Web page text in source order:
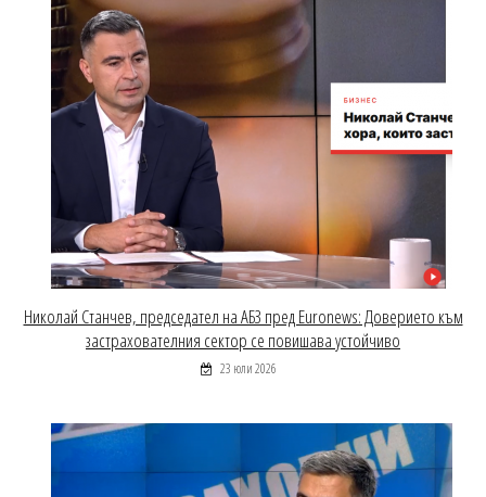
Николай Станчев, председател на АБЗ пред Euronews: Доверието към
застрахователния сектор се повишава устойчиво
23 юли 2026